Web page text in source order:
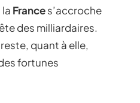
Frances’accroche
des milliardaires.
quant à elle,
fortunes